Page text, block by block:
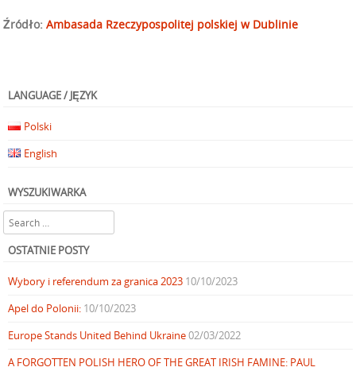
Źródło: Ambasada Rzeczypospolitej polskiej w Dublinie
LANGUAGE / JĘZYK
Polski
English
WYSZUKIWARKA
Search
OSTATNIE POSTY
Wybory i referendum za granica 2023 10/10/2023
Apel do Polonii: 10/10/2023
Europe Stands United Behind Ukraine02/03/2022
A FORGOTTEN POLISH HERO OF THE GREAT IRISH FAMINE: PAUL